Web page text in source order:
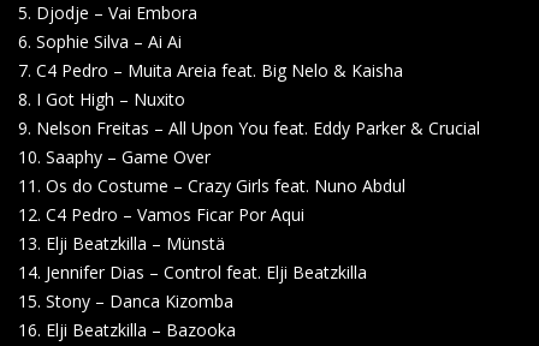
5. Djodje – Vai Embora
6. Sophie Silva – Ai Ai
7. C4 Pedro – Muita Areia feat. Big Nelo & Kaisha
8. I Got High – Nuxito
9. Nelson Freitas – All Upon You feat. Eddy Parker & Crucial
10. Saaphy – Game Over
11. Os do Costume – Crazy Girls feat. Nuno Abdul
12. C4 Pedro – Vamos Ficar Por Aqui
13. Elji Beatzkilla – Münstä
14. Jennifer Dias – Control feat. Elji Beatzkilla
15. Stony – Danca Kizomba
16. Elji Beatzkilla – Bazooka